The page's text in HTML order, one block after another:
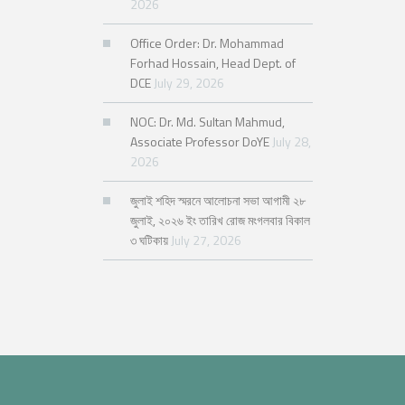
2026
Office Order: Dr. Mohammad
Forhad Hossain, Head Dept. of
DCE July 29, 2026
NOC: Dr. Md. Sultan Mahmud,
Associate Professor DoYE July 28,
2026
জুলাই শহিদ স্মরনে আলোচনা সভা আগামী ২৮
জুলাই, ২০২৬ ইং তারিখ রোজ মংগলবার বিকাল
৩ ঘটিকায় July 27, 2026